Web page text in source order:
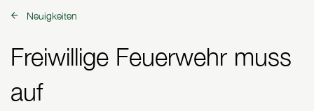
zurück zu:
Neuigkeiten
Freiwillige Feuerwehr muss
auf